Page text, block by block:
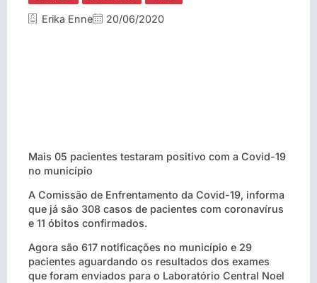
Erika Enne 20/06/2020
Mais 05 pacientes testaram positivo com a Covid-19
no município
A Comissão de Enfrentamento da Covid-19, informa
que já são 308 casos de pacientes com coronavírus
e 11 óbitos confirmados.
Agora são 617 notificações no município e 29
pacientes aguardando os resultados dos exames
que foram enviados para o Laboratório Central Noel